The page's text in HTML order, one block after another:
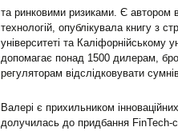
та ринковими ризиками. Є автором
технологій, опублікувала книгу з
університеті та Каліфорнійському
допомагає понад 1500 дилерам,
регуляторам відслідковувати
Валері є прихильником
долучилась до придбання FinTech-